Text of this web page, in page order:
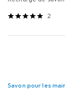
2
Savon pour les